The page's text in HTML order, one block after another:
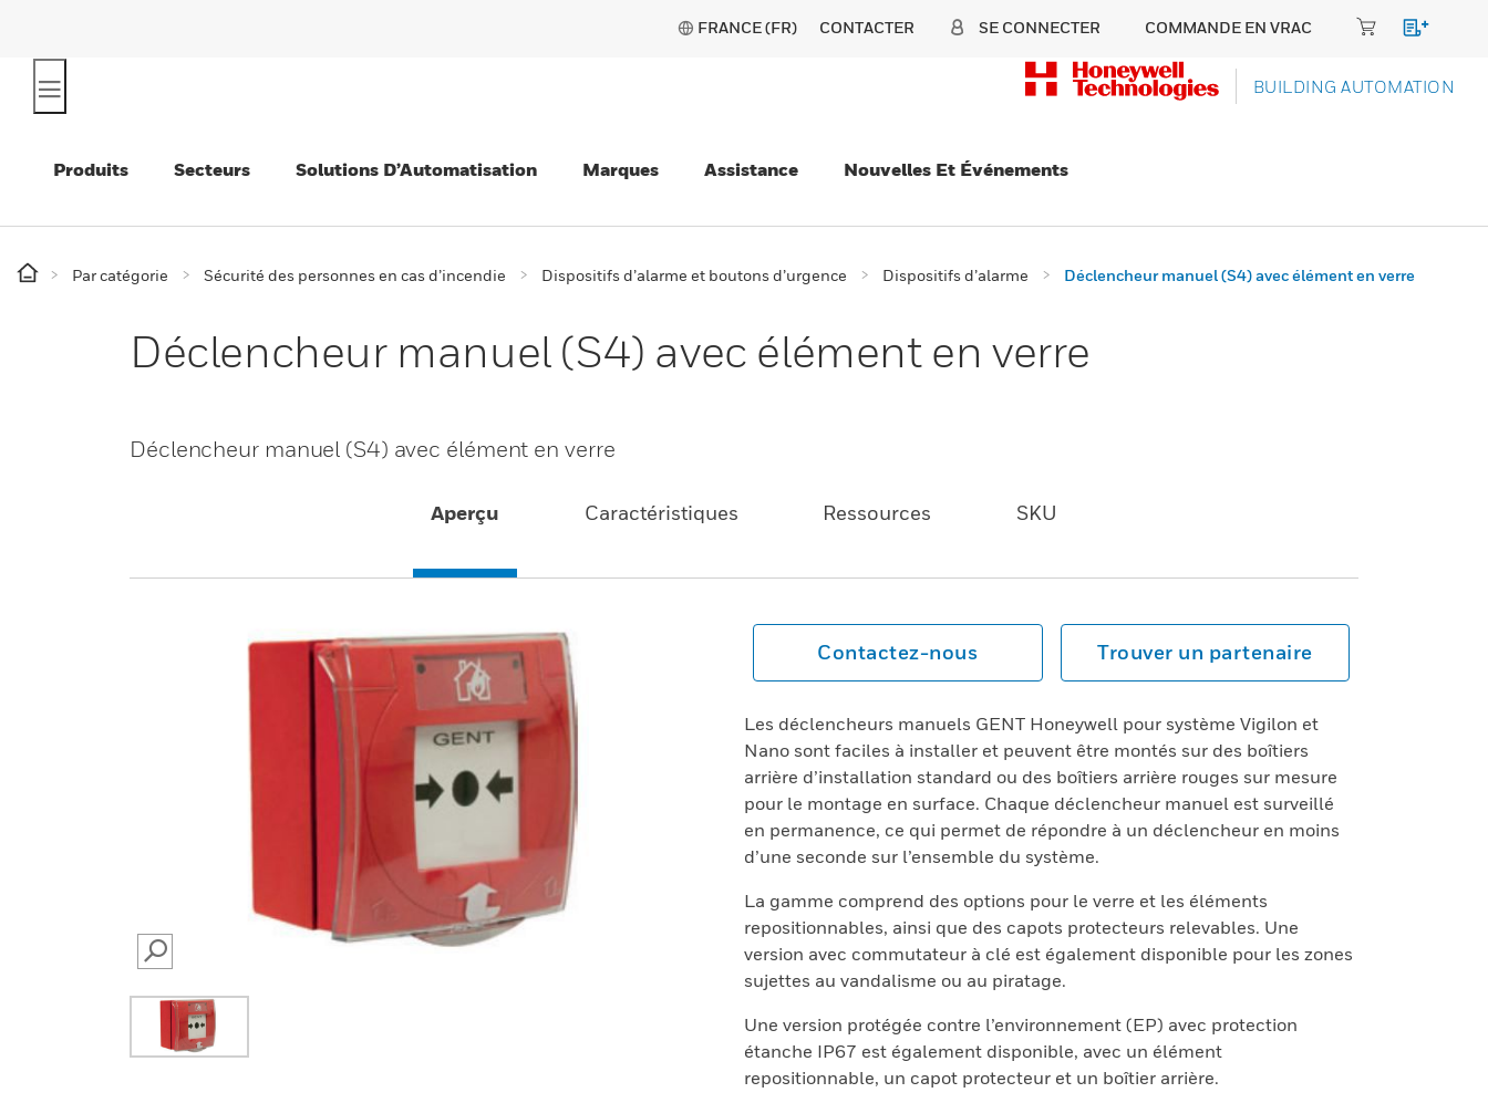
FRANCE (FR) CONTACTER SE CONNECTER COMMANDE EN VRAC
BUILDING AUTOMATION
Produits Secteurs Solutions D’Automatisation Marques Assistance Nouvelles Et Événements
Par catégorie Sécurité des personnes en cas d’incendie Dispositifs d’alarme et boutons d’urgence Dispositifs d’alarme Déclencheur manuel (S4) avec élément en verre
Déclencheur manuel (S4) avec élément en verre
Déclencheur manuel (S4) avec élément en verre
Aperçu Caractéristiques Ressources SKU
SEARCH
Contactez-nous Trouver un partenaire
Les déclencheurs manuels GENT Honeywell pour système Vigilon et
Nano sont faciles à installer et peuvent être montés sur des boîtiers
arrière d’installation standard ou des boîtiers arrière rouges sur mesure
pour le montage en surface. Chaque déclencheur manuel est surveillé
en permanence, ce qui permet de répondre à un déclencheur en moins
d’une seconde sur l’ensemble du système.
La gamme comprend des options pour le verre et les éléments
repositionnables, ainsi que des capots protecteurs relevables. Une
version avec commutateur à clé est également disponible pour les zones
sujettes au vandalisme ou au piratage.
Une version protégée contre l’environnement (EP) avec protection
étanche IP67 est également disponible, avec un élément
repositionnable, un capot protecteur et un boîtier arrière.